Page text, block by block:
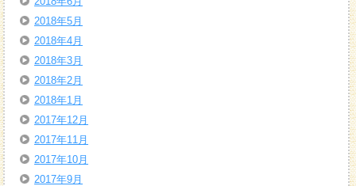
2018年5月
2018年4月
2018年3月
2018年2月
2018年1月
2017年12月
2017年11月
2017年10月
2017年9月